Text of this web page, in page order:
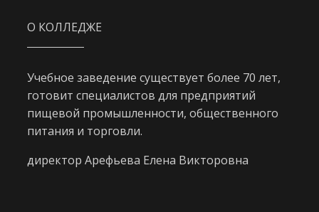
О КОЛЛЕДЖЕ
Учебное заведение существует более 70 лет,
готовит специалистов для предприятий
пищевой промышленности, общественного
питания и торговли.
директор Арефьева Елена Викторовна